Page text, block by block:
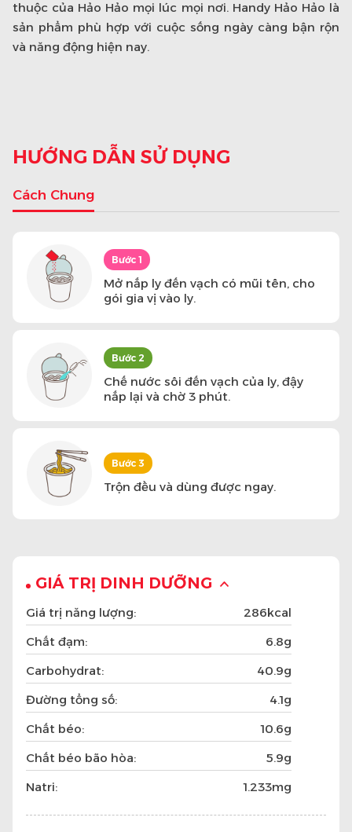
thuộc của Hảo Hảo mọi lúc mọi nơi. Handy Hảo Hảo là
sản phẩm phù hợp với cuộc sống ngày càng bận rộn
và năng động hiện nay.
dáng ly thon gọn, dễ cầm nắm dù chỉ bằng một tay
giúp bạn có thể dễ dàng thưởng thức hương vị quen
thuộc của Hảo Hảo mọi lúc mọi nơi. Handy Hảo Hảo là
trong mỗi đợt sản xuất. Sản phẩm không chỉ dành cho
người ăn chay, mà còn là sản phẩm phù hợp cho
những ai quan tâm và có nhu cầu sử dụng thực phẩm
HƯỚNG DẪN SỬ DỤNG
Cách Chung
Bước 1
Mở nắp ly đến vạch có mũi tên, cho
gói gia vị vào ly.
Bước 2
Chế nước sôi đến vạch của ly, đậy
nắp lại và chờ 3 phút.
Bước 3
Trộn đều và dùng được ngay.
GIÁ TRỊ DINH DƯỠNG
Giá trị năng lượng:
286kcal
Chất đạm:
6.8g
Carbohydrat:
40.9g
Đường tổng số:
4.1g
Chất béo:
10.6g
Chất béo bão hòa:
5.9g
Natri:
1.233mg